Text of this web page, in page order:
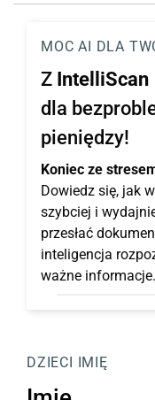
MOC AI DLA
Z IntelliScan
dla
pieniędzy!
Koniec ze
Dowiedz się, jak
szybciej i
przesłać
inteligencja
ważne informacje.
DZIECI IMIĘ